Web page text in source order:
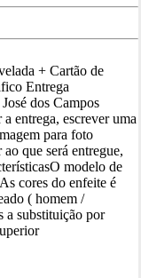
+ Cartão de
Entrega
dos Campos
entrega, escrever uma
para foto
que será entregue,
O modelo de
As cores do enfeite é
( homem /
a substituição por